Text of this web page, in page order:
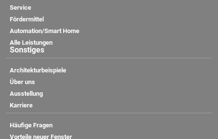
Service
Fördermittel
Automation/Smart Home
Alle Leistungen
Sonstiges
Architekturbeispiele
Über uns
Ausstellung
Karriere
Häufige Fragen
Vorteile neuer Fenster